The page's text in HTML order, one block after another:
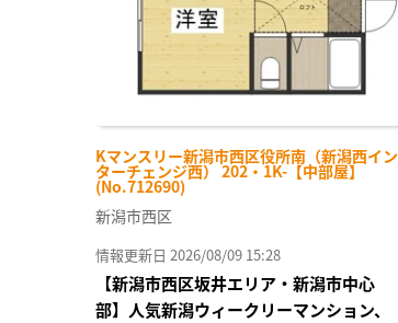
Kマンスリー新潟市西区役所南（新潟西イン
ターチェンジ西） 202・1K-【中部屋】
(No.712690)
新潟市西区
情報更新日 2026/08/09 15:28
【新潟市西区坂井エリア・新潟市中心
部】人気新潟ウィークリーマンション、